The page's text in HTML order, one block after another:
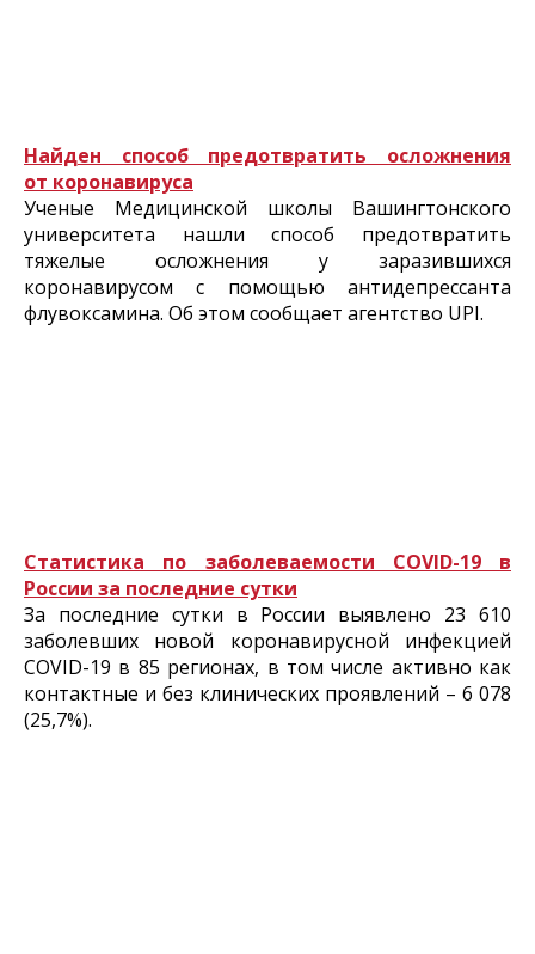
Найден способ предотвратить осложнения
от коронавируса
Ученые Медицинской школы Вашингтонского
университета нашли способ предотвратить
тяжелые осложнения у заразившихся
коронавирусом с помощью антидепрессанта
флувоксамина. Об этом сообщает агентство UPI.
Статистика по заболеваемости COVID-19 в
России за последние сутки
За последние сутки в России выявлено 23 610
заболевших новой коронавирусной инфекцией
COVID-19 в 85 регионах, в том числе активно как
контактные и без клинических проявлений – 6 078
(25,7%).